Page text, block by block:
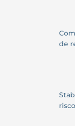
de